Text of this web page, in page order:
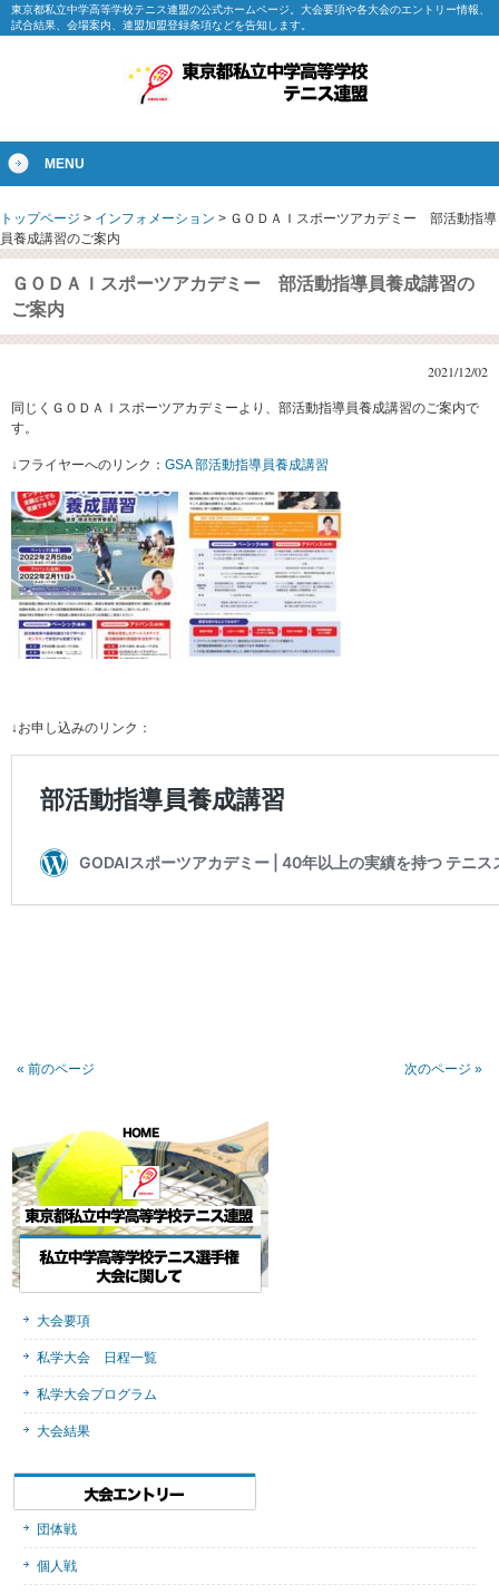
東京都私立中学高等学校テニス連盟の公式ホームページ。大会要項や各大会のエントリー情報、
試合結果、会場案内、連盟加盟登録条項などを告知します。
MENU
トップページ > インフォメーション > ＧＯＤＡＩスポーツアカデミー 部活動指導
員養成講習のご案内
ＧＯＤＡＩスポーツアカデミー 部活動指導員養成講習の
ご案内
2021/12/02
同じくＧＯＤＡＩスポーツアカデミーより、部活動指導員養成講習のご案内で
す。
↓フライヤーへのリンク： GSA 部活動指導員養成講習
↓お申し込みのリンク：
« 前のページ 次のページ »
大会要項
私学大会 日程一覧
私学大会プログラム
大会結果
団体戦
個人戦